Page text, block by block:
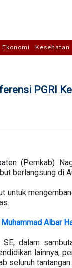
Ekonomi Kesehatan
PGRI
(Pemkab)
berlangsung di
untuk
Albar
dalam
lainnya,
seluruh